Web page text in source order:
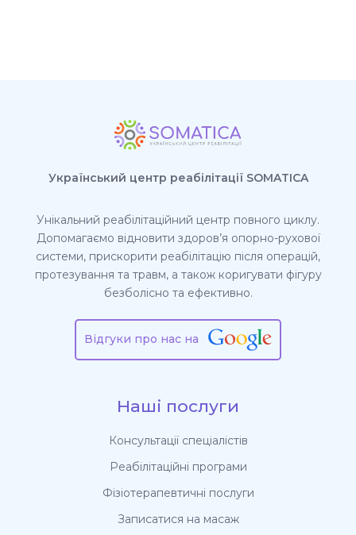
Український центр реабілітації SOMATICA
Унікальний реабілітаційний центр повного циклу.
Допомагаємо відновити здоров’я опорно-рухової
системи, прискорити реабілітацію після операцій,
протезування та травм, а також коригувати фігуру
безболісно та ефективно.
Відгуки про нас на
Наші послуги
Консультації спеціалістів
Реабілітаційні програми
Фізіотерапевтичні послуги
Записатися на масаж